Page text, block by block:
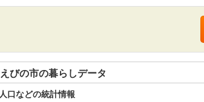
えびの市の暮らしデータ
人口などの統計情報